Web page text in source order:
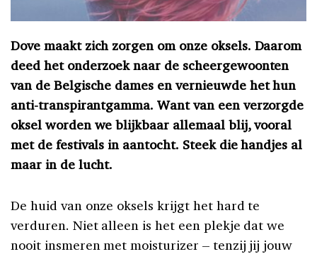
Dove maakt zich zorgen om onze oksels. Daarom
deed het onderzoek naar de scheergewoonten
van de Belgische dames en vernieuwde het hun
anti-transpirantgamma. Want van een verzorgde
oksel worden we blijkbaar allemaal blij, vooral
met de festivals in aantocht. Steek die handjes al
maar in de lucht.
De huid van onze oksels krijgt het hard te
verduren. Niet alleen is het een plekje dat we
nooit insmeren met moisturizer – tenzij jij jouw